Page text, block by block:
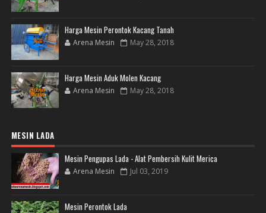
Harga Mesin Perontok Kacang Tanah
Arena Mesin May 28, 2018
Harga Mesin Aduk Molen Kacang
Arena Mesin May 28, 2018
MESIN LADA
Mesin Pengupas Lada - Alat Pembersih Kulit Merica
Arena Mesin Jul 03, 2019
Mesin Perontok Lada